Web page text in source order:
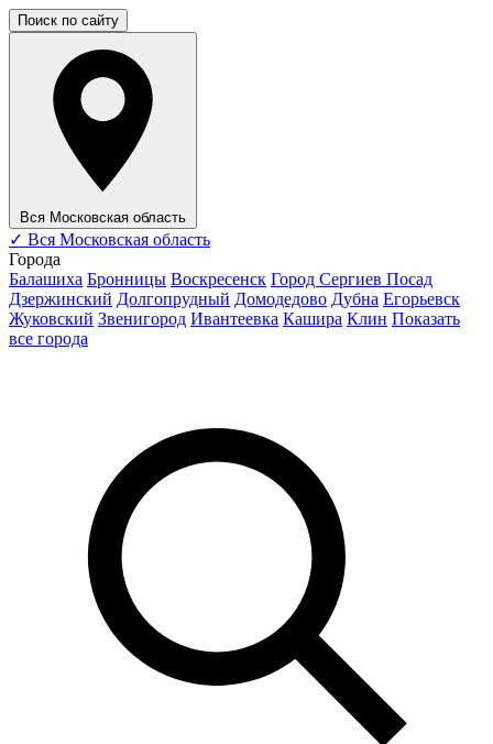
Поиск по сайту
Вся Московская область
✓ Вся Московская область
Города
Балашиха Бронницы Воскресенск Город Сергиев Посад
Дзержинский Долгопрудный Домодедово Дубна Егорьевск
Жуковский Звенигород Ивантеевка Кашира Клин Показать
все города